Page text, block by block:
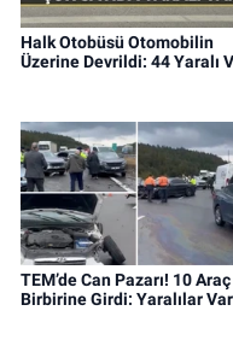
Halk Otobüsü Otomobilin
Üzerine Devrildi: 44 Yaralı
TEM’de Can Pazarı! 10 Araç
Birbirine Girdi: Yaralılar Var